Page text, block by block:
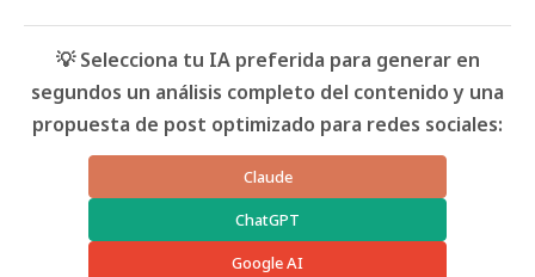
💡 Selecciona tu IA preferida para generar en
segundos un análisis completo del contenido y una
propuesta de post optimizado para redes sociales:
Claude
ChatGPT
Google AI